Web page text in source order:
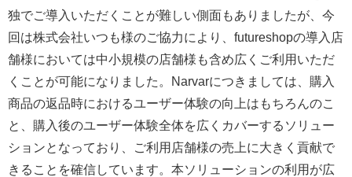
独でご導入いただくことが難しい側面もありましたが、今
回は株式会社いつも様のご協力により、futureshopの導入店
舗様においては中小規模の店舗様も含め広くご利用いただ
くことが可能になりました。Narvarにつきましては、購入
商品の返品時におけるユーザー体験の向上はもちろんのこ
と、購入後のユーザー体験全体を広くカバーするソリュー
ションとなっており、ご利用店舗様の売上に大きく貢献で
きることを確信しています。本ソリューションの利用が広